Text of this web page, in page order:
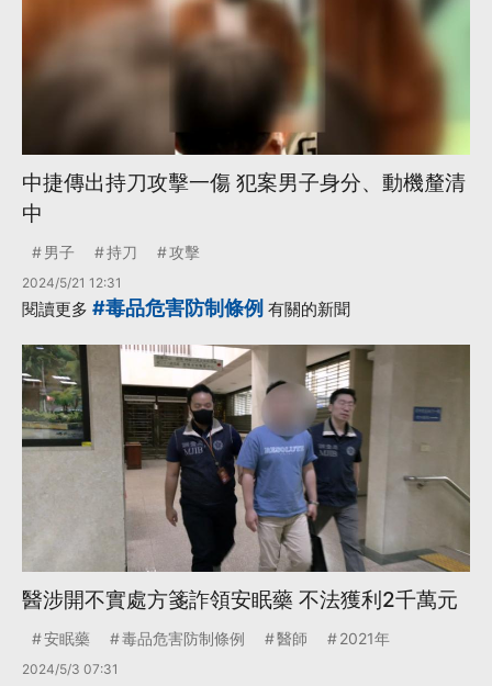
中捷傳出持刀攻擊一傷 犯案男子身分、動機釐清
中
男子 持刀 攻擊
2024/5/21 12:31
閱讀更多 #毒品危害防制條例 有關的新聞
醫涉開不實處方箋詐領安眠藥 不法獲利2千萬元
安眠藥 毒品危害防制條例 醫師 2021年
2024/5/3 07:31